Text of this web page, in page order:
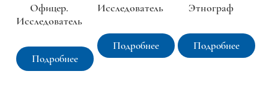
Офицер.
Исследователь
Подробнее
Исследователь
Подробнее
Этнограф
Подробнее